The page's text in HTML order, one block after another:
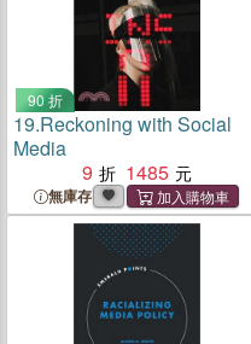
90 折
19.Reckoning with Social
Media
9
1485
無庫存